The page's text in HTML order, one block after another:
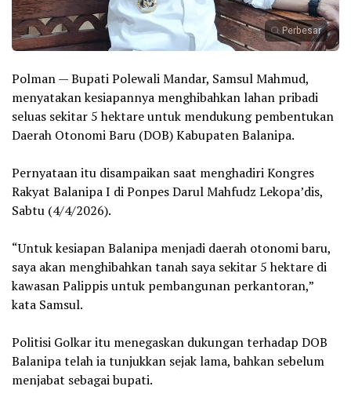
Perbesar
‎Polman — Bupati Polewali Mandar, Samsul Mahmud,
menyatakan kesiapannya menghibahkan lahan pribadi
seluas sekitar 5 hektare untuk mendukung pembentukan
Daerah Otonomi Baru (DOB) Kabupaten Balanipa.
‎Pernyataan itu disampaikan saat menghadiri Kongres
Rakyat Balanipa I di Ponpes Darul Mahfudz Lekopa’dis,
Sabtu (4/4/2026).
‎“Untuk kesiapan Balanipa menjadi daerah otonomi baru,
saya akan menghibahkan tanah saya sekitar 5 hektare di
kawasan Palippis untuk pembangunan perkantoran,”
kata Samsul.
‎Politisi Golkar itu menegaskan dukungan terhadap DOB
Balanipa telah ia tunjukkan sejak lama, bahkan sebelum
menjabat sebagai bupati.